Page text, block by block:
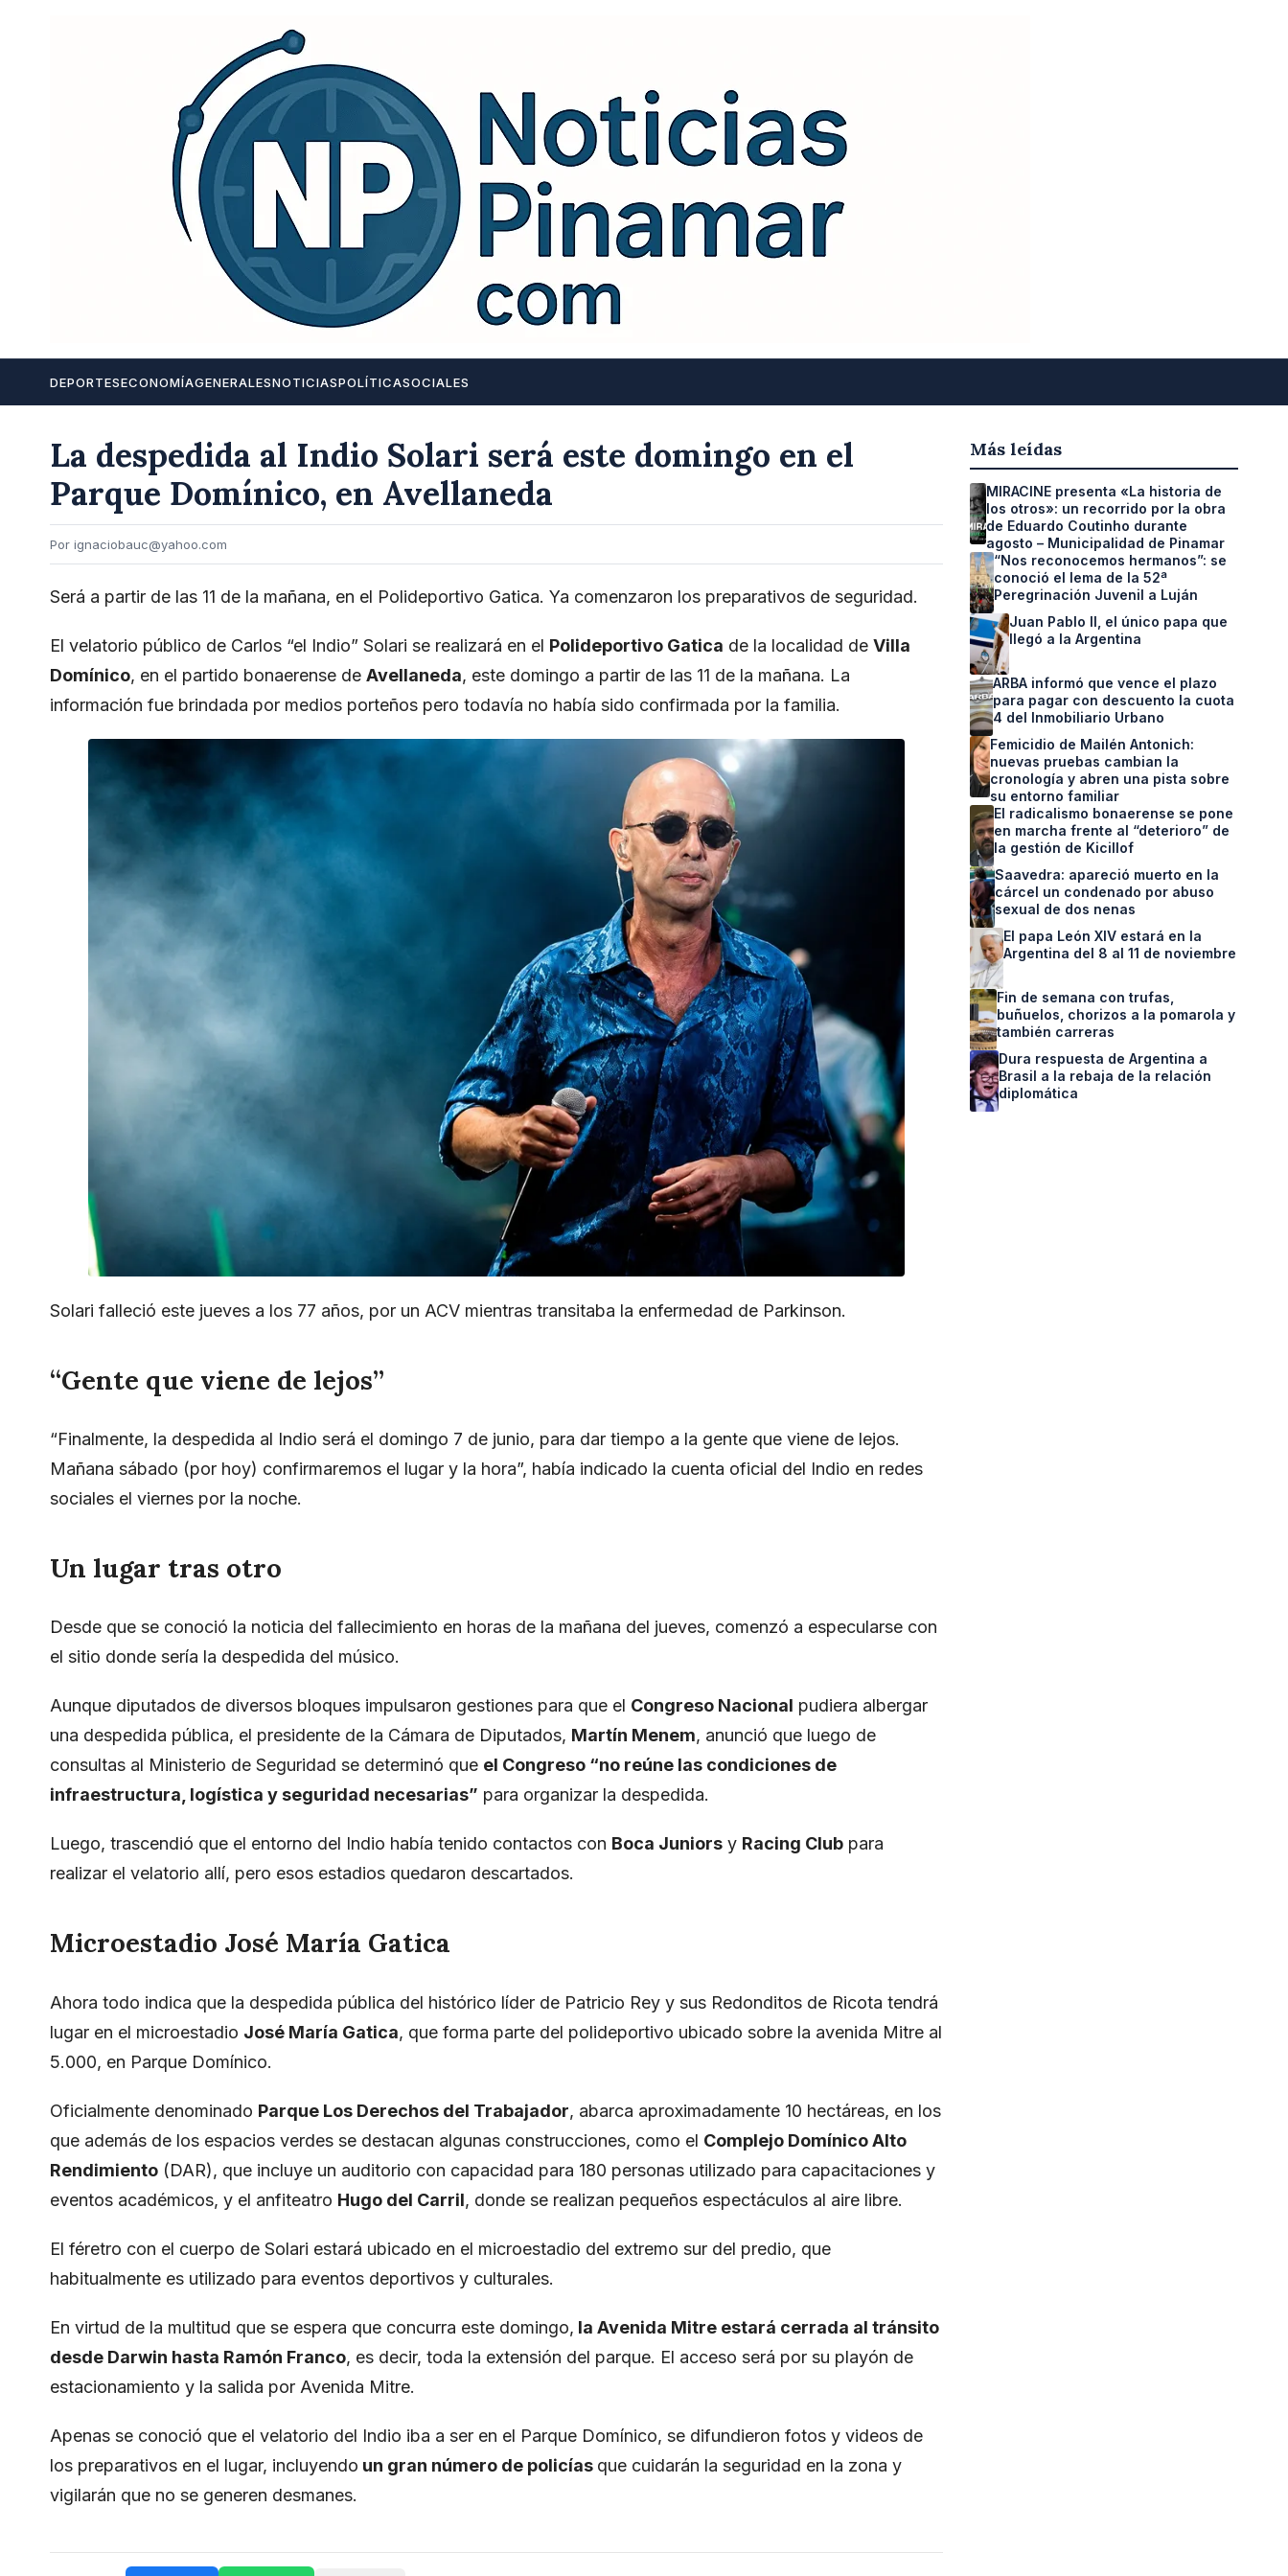
DEPORTESECONOMÍAGENERALESNOTICIASPOLÍTICASOCIALES
La despedida al Indio Solari será este domingo en el
Parque Domínico, en Avellaneda
Por ignaciobauc@yahoo.com
Será a partir de las 11 de la mañana, en el Polideportivo Gatica. Ya comenzaron los preparativos de seguridad.
El velatorio público de Carlos “el Indio” Solari se realizará en el Polideportivo Gatica de la localidad de Villa
Domínico, en el partido bonaerense de Avellaneda, este domingo a partir de las 11 de la mañana. La
información fue brindada por medios porteños pero todavía no había sido confirmada por la familia.
Solari falleció este jueves a los 77 años, por un ACV mientras transitaba la enfermedad de Parkinson.
“Gente que viene de lejos”
“Finalmente, la despedida al Indio será el domingo 7 de junio, para dar tiempo a la gente que viene de lejos.
Mañana sábado (por hoy) confirmaremos el lugar y la hora”, había indicado la cuenta oficial del Indio en redes
sociales el viernes por la noche.
Un lugar tras otro
Desde que se conoció la noticia del fallecimiento en horas de la mañana del jueves, comenzó a especularse con
el sitio donde sería la despedida del músico.
Aunque diputados de diversos bloques impulsaron gestiones para que el Congreso Nacional pudiera albergar
una despedida pública, el presidente de la Cámara de Diputados, Martín Menem, anunció que luego de
consultas al Ministerio de Seguridad se determinó que el Congreso “no reúne las condiciones de
infraestructura, logística y seguridad necesarias” para organizar la despedida.
Luego, trascendió que el entorno del Indio había tenido contactos con Boca Juniors y Racing Club para
realizar el velatorio allí, pero esos estadios quedaron descartados.
Microestadio José María Gatica
Ahora todo indica que la despedida pública del histórico líder de Patricio Rey y sus Redonditos de Ricota tendrá
lugar en el microestadio José María Gatica, que forma parte del polideportivo ubicado sobre la avenida Mitre al
5.000, en Parque Domínico.
Oficialmente denominado Parque Los Derechos del Trabajador, abarca aproximadamente 10 hectáreas, en los
que además de los espacios verdes se destacan algunas construcciones, como el Complejo Domínico Alto
Rendimiento (DAR), que incluye un auditorio con capacidad para 180 personas utilizado para capacitaciones y
eventos académicos, y el anfiteatro Hugo del Carril, donde se realizan pequeños espectáculos al aire libre.
El féretro con el cuerpo de Solari estará ubicado en el microestadio del extremo sur del predio, que
habitualmente es utilizado para eventos deportivos y culturales.
En virtud de la multitud que se espera que concurra este domingo, la Avenida Mitre estará cerrada al tránsito
desde Darwin hasta Ramón Franco, es decir, toda la extensión del parque. El acceso será por su playón de
estacionamiento y la salida por Avenida Mitre.
Apenas se conoció que el velatorio del Indio iba a ser en el Parque Domínico, se difundieron fotos y videos de
los preparativos en el lugar, incluyendo un gran número de policías que cuidarán la seguridad en la zona y
vigilarán que no se generen desmanes.
Más leídas
MIRACINE presenta «La historia de
los otros»: un recorrido por la obra
de Eduardo Coutinho durante
agosto – Municipalidad de Pinamar
“Nos reconocemos hermanos”: se
conoció el lema de la 52ª
Peregrinación Juvenil a Luján
Juan Pablo II, el único papa que
llegó a la Argentina
ARBA informó que vence el plazo
para pagar con descuento la cuota
4 del Inmobiliario Urbano
Femicidio de Mailén Antonich:
nuevas pruebas cambian la
cronología y abren una pista sobre
su entorno familiar
El radicalismo bonaerense se pone
en marcha frente al “deterioro” de
la gestión de Kicillof
Saavedra: apareció muerto en la
cárcel un condenado por abuso
sexual de dos nenas
El papa León XIV estará en la
Argentina del 8 al 11 de noviembre
Fin de semana con trufas,
buñuelos, chorizos a la pomarola y
también carreras
Dura respuesta de Argentina a
Brasil a la rebaja de la relación
diplomática